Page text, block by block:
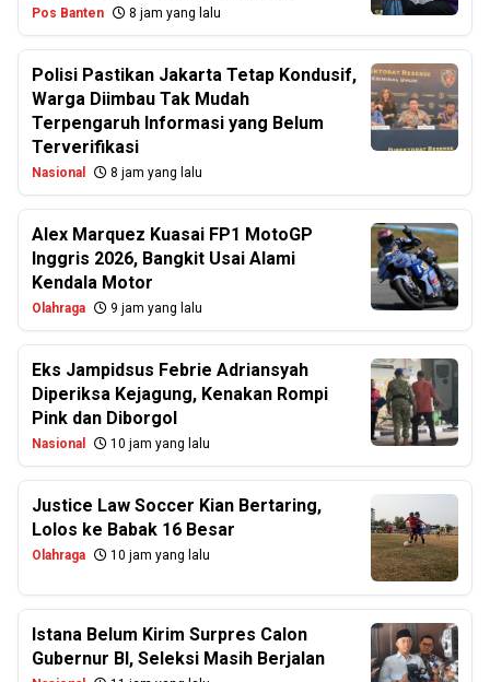
Pos Banten 8 jam yang lalu
Polisi Pastikan Jakarta Tetap Kondusif,
Warga Diimbau Tak Mudah
Terpengaruh Informasi yang Belum
Terverifikasi
Nasional 8 jam yang lalu
Alex Marquez Kuasai FP1 MotoGP
Inggris 2026, Bangkit Usai Alami
Kendala Motor
Olahraga 9 jam yang lalu
Eks Jampidsus Febrie Adriansyah
Diperiksa Kejagung, Kenakan Rompi
Pink dan Diborgol
Nasional 10 jam yang lalu
Justice Law Soccer Kian Bertaring,
Lolos ke Babak 16 Besar
Olahraga 10 jam yang lalu
Istana Belum Kirim Surpres Calon
Gubernur BI, Seleksi Masih Berjalan